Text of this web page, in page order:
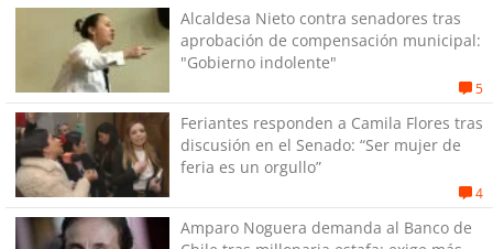
Alcaldesa Nieto contra senadores tras
aprobación de compensación municipal:
"Gobierno indolente"
5
Feriantes responden a Camila Flores tras
discusión en el Senado: “Ser mujer de
feria es un orgullo”
4
Amparo Noguera demanda al Banco de